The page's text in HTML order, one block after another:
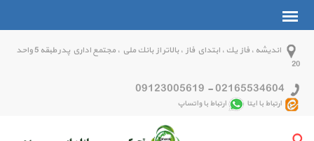
انديشه ، فاز يك ، ابتداي فاز ، بالاتر از بانك ملي ، مجتمع اداري پدر طبقه 5 واحد
20
02165534604
-
09123005619
ارتباط با ایتا ارتباط با واتساپ